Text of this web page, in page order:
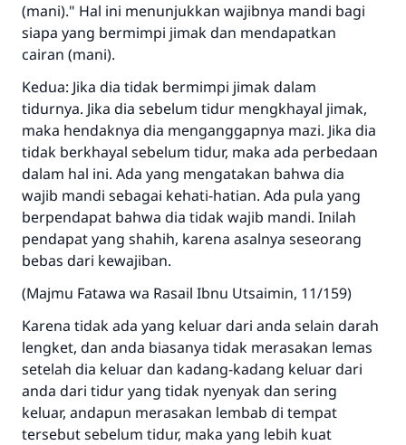
(mani)." Hal ini menunjukkan wajibnya mandi bagi
siapa yang bermimpi jimak dan mendapatkan
cairan (mani).
Kedua: Jika dia tidak bermimpi jimak dalam
tidurnya. Jika dia sebelum tidur mengkhayal jimak,
maka hendaknya dia menganggapnya mazi. Jika dia
tidak berkhayal sebelum tidur, maka ada perbedaan
dalam hal ini. Ada yang mengatakan bahwa dia
wajib mandi sebagai kehati-hatian. Ada pula yang
berpendapat bahwa dia tidak wajib mandi. Inilah
pendapat yang shahih, karena asalnya seseorang
bebas dari kewajiban.
(Majmu Fatawa wa Rasail Ibnu Utsaimin, 11/159)
Karena tidak ada yang keluar dari anda selain darah
lengket, dan anda biasanya tidak merasakan lemas
setelah dia keluar dan kadang-kadang keluar dari
anda dari tidur yang tidak nyenyak dan sering
keluar, andapun merasakan lembab di tempat
tersebut sebelum tidur, maka yang lebih kuat